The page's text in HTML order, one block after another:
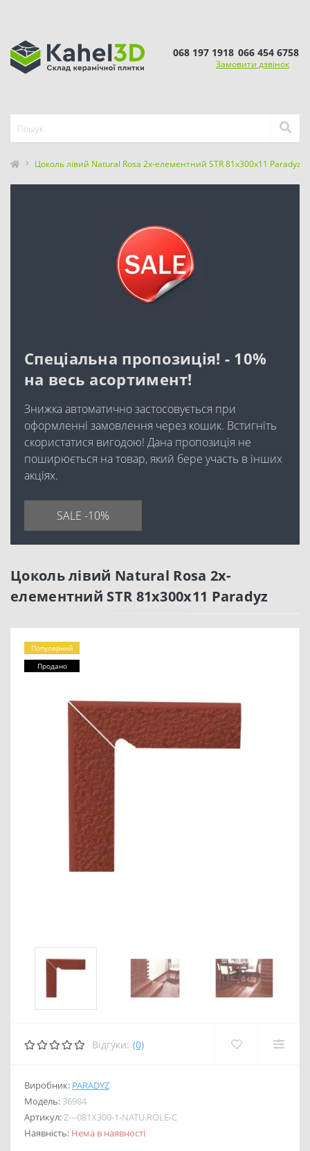
068 197 1918 066 454 6758
Замовити дзвінок
Цоколь лівий Natural Rosa 2х-елементний STR 81x300x11 Paradyz
Спеціальна пропозиція! - 10%
на весь асортимент!
Знижка автоматично застосовується при
оформленні замовлення через кошик. Встигніть
скористатися вигодою! Дана пропозиція не
поширюється на товар, який бере участь в інших
акціях.
SALE -10%
Цоколь лівий Natural Rosa 2х-
елементний STR 81x300x11 Paradyz
Популярний
Продано
Відгуки: (0)
Виробник: PARADYZ
Модель: 36984
Артикул:Z---081X300-1-NATU.ROLE-C
Наявність: Нема в наявності